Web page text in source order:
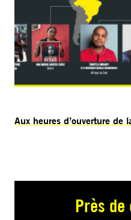
Aux heures d’ouverture de
Près de